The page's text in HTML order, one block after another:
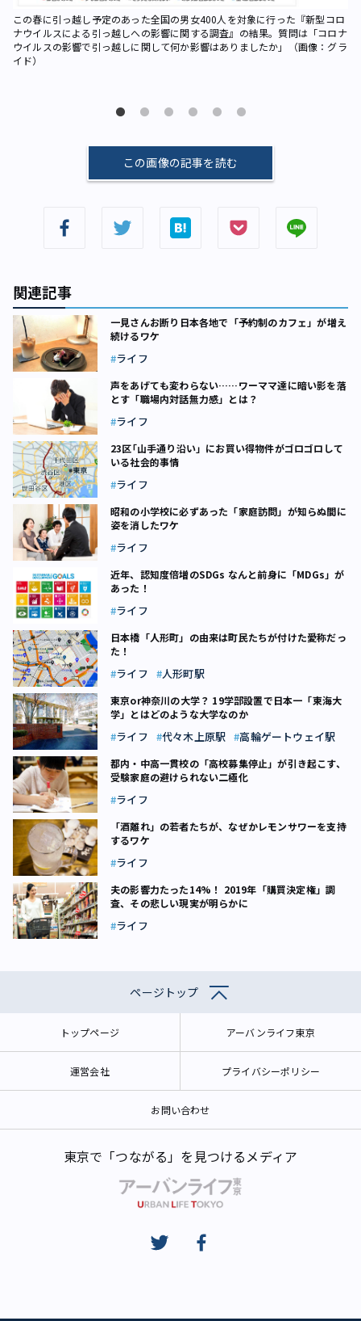
この春に引っ越し予定のあった全国の男女400人を対象に行った『新型コロ
ナウイルスによる引っ越しへの影響に関する調査』の結果。質問は「コロナ
ウイルスの影響で引っ越しに関して何か影響はありましたか」（画像：グラ
イド）
この画像の記事を読む
関連記事
一見さんお断り――日本各地で「予約制のカフェ」が増え
続けるワケ
ライフ
声をあげても変わらない……ワーママ達に暗い影を落
とす「職場内対話無力感」とは？
ライフ
23区｢山手通り沿い」にお買い得物件がゴロゴロして
いる社会的事情
ライフ
昭和の小学校に必ずあった「家庭訪問」が知らぬ間に
姿を消したワケ
ライフ
近年、認知度倍増のSDGs なんと前身に「MDGs」が
あった！
ライフ
日本橋「人形町」の由来は町民たちが付けた愛称だっ
た！
ライフ 人形町駅
東京or神奈川の大学？ 19学部設置で日本一「東海大
学」とはどのような大学なのか
ライフ 代々木上原駅 高輪ゲートウェイ駅
都内・中高一貫校の「高校募集停止」が引き起こす、
受験家庭の避けられない二極化
ライフ
「酒離れ」の若者たちが、なぜかレモンサワーを支持
するワケ
ライフ
夫の影響力たった14%！ 2019年「購買決定権」調
査、その悲しい現実が明らかに
ライフ
ページトップ
トップページ アーバンライフ東京
運営会社 プライバシーポリシー
お問い合わせ
東京で「つながる」を見つけるメディア